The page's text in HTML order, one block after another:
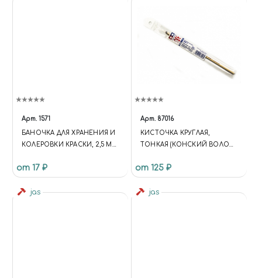
Арт. 1571
БАНОЧКА ДЛЯ ХРАНЕНИЯ И
КОЛЕРОВКИ КРАСКИ, 2,5 МЛ,
НАБОР 6 ШТ, JAS 1571
от 17 ₽
Арт. 87016
КИСТОЧКА КРУГЛАЯ,
ТОНКАЯ (КОНСКИЙ ВОЛОС,
от 125 ₽
jas jas